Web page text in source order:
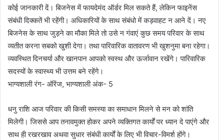
कोई जानकारी दें। बिजनेस में फायदेमंद ऑर्डर मिल सकते हैं, लेकिन फाइनेंस
संबंधी दिक्कतें भी रहेंगी। अधिकारियों के साथ संबंधो में कड़वाहट न आने दें। नए
बिजनेस के साथ जुड़ने का मौका मिले तो उसे न गंवाएं कुछ समय परिवार के साथ
व्यतीत करना सबको खुशी देगा। तथा पारिवारिक वातावरण भी खुशनुमा बना रहेगा।
व्यवस्थित दिनचर्या और खानपान आपको स्वस्थ और ऊर्जावान रखेंगे। पारिवारिक
सदस्यों के स्वास्थ्य भी उत्तम बने रहेंगे।
भाग्यशाली रंग- ऑरेंज, भाग्यशाली अंक- 5
धनु राशि आज परिवार की किसी समस्या का समाधान मिलने से मन को शांति
मिलेगी। जिससे आप तनावमुक्त होकर अपने व्यक्तिगत कार्यों पर ध्यान दे पाएंगे और
साथ ही रखरखाव अथवा सुधार संबंधी कार्यों के लिए भी विचार-विमर्श होंगे।